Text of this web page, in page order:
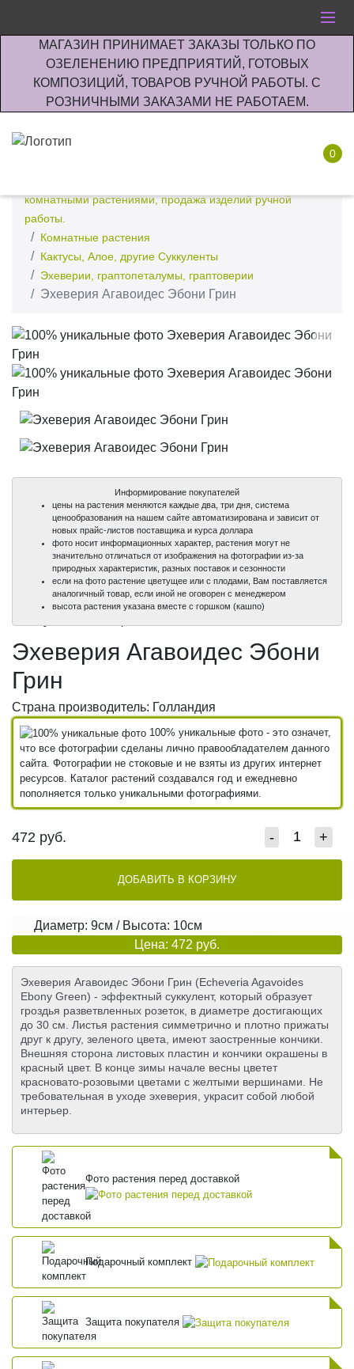
МАГАЗИН ПРИНИМАЕТ ЗАКАЗЫ ТОЛЬКО ПО
ОЗЕЛЕНЕНИЮ ПРЕДПРИЯТИЙ, ГОТОВЫХ
КОМПОЗИЦИЙ, ТОВАРОВ РУЧНОЙ РАБОТЫ. С
РОЗНИЧНЫМИ ЗАКАЗАМИ НЕ РАБОТАЕМ.
0
комнатными растениями, продажа изделий ручной
работы.
Комнатные растения
Кактусы, Алое, другие Суккуленты
Эхеверии, граптопеталумы, граптоверии
Эхеверия Агавоидес Эбони Грин
100%
100%
Информирование покупателей
цены на растения меняются каждые два, три дня, система
ценообразования на нашем сайте автоматизирована и зависит от
новых прайс-листов поставщика и курса доллара
фото носит информационных характер, растения могут не
значительно отличаться от изображения на фотографии из-за
природных характеристик, разных поставок и сезонности
если на фото растение цветущее или с плодами, Вам поставляется
аналогичный товар, если иной не оговорен с менеджером
высота растения указана вместе с горшком (кашпо)
Эхеверия Агавоидес Эбони
Грин
Страна производитель: Голландия
100% уникальные фото - это означет,
что все фотографии сделаны лично правообладателем данного
сайта. Фотографии не стоковые и не взяты из других интернет
ресурсов. Каталог растений создавался год и ежедневно
пополняется только уникальными фотографиями.
472 руб. - +
ДОБАВИТЬ В КОРЗИНУ
Диаметр: 9см / Высота: 10см
Цена: 472 руб.
Эхеверия Агавоидес Эбони Грин (Echeveria Agavoides
Ebony Green) - эффектный суккулент, который образует
гроздья разветвленных розеток, в диаметре достигающих
до 30 см. Листья растения симметрично и плотно прижаты
друг к другу, зеленого цвета, имеют заостренные кончики.
Внешняя сторона листовых пластин и кончики окрашены в
красный цвет. В конце зимы начале весны цветет
красновато-розовыми цветами с желтыми вершинами. Не
требовательная в уходе эхеверия, украсит собой любой
интерьер.
Фото растения перед доставкой
Подарочный комплект
Защита покупателя